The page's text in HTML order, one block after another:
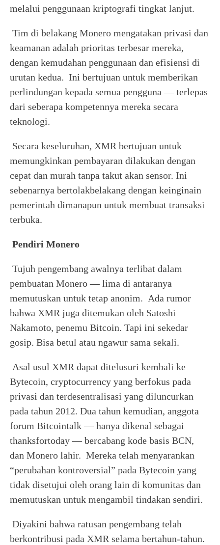
melalui penggunaan kriptografi tingkat lanjut.
Tim di belakang Monero mengatakan privasi dan
keamanan adalah prioritas terbesar mereka,
dengan kemudahan penggunaan dan efisiensi di
urutan kedua. Ini bertujuan untuk memberikan
perlindungan kepada semua pengguna — terlepas
dari seberapa kompetennya mereka secara
teknologi.
Secara keseluruhan, XMR bertujuan untuk
memungkinkan pembayaran dilakukan dengan
cepat dan murah tanpa takut akan sensor. Ini
sebenarnya bertolakbelakang dengan keinginain
pemerintah dimanapun untuk membuat transaksi
terbuka.
Pendiri Monero
Tujuh pengembang awalnya terlibat dalam
pembuatan Monero — lima di antaranya
memutuskan untuk tetap anonim. Ada rumor
bahwa XMR juga ditemukan oleh Satoshi
Nakamoto, penemu Bitcoin. Tapi ini sekedar
gosip. Bisa betul atau ngawur sama sekali.
Asal usul XMR dapat ditelusuri kembali ke
Bytecoin, cryptocurrency yang berfokus pada
privasi dan terdesentralisasi yang diluncurkan
pada tahun 2012. Dua tahun kemudian, anggota
forum Bitcointalk — hanya dikenal sebagai
thanksfortoday — bercabang kode basis BCN,
dan Monero lahir. Mereka telah menyarankan
“perubahan kontroversial” pada Bytecoin yang
tidak disetujui oleh orang lain di komunitas dan
memutuskan untuk mengambil tindakan sendiri.
Diyakini bahwa ratusan pengembang telah
berkontribusi pada XMR selama bertahun-tahun.